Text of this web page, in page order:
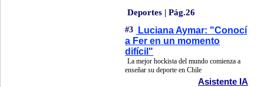
Deportes | Pág.26
#3
Luciana Aymar: "Conocí
a Fer en un momento
difícil"
La mejor hockista del mundo comienza a
enseñar su deporte en Chile
Asistente IA